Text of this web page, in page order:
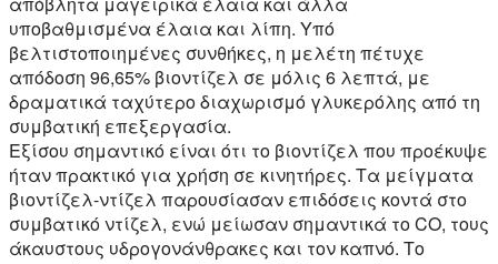
υποβαθμισμένα έλαια και λίπη. Υπό
βελτιστοποιημένες συνθήκες, η μελέτη πέτυχε
απόδοση 96,65% βιοντίζελ σε μόλις 6 λεπτά, με
δραματικά ταχύτερο διαχωρισμό γλυκερόλης από τη
συμβατική επεξεργασία.
Εξίσου σημαντικό είναι ότι το βιοντίζελ που προέκυψε
ήταν πρακτικό για χρήση σε κινητήρες. Τα μείγματα
βιοντίζελ-ντίζελ παρουσίασαν επιδόσεις κοντά στο
συμβατικό ντίζελ, ενώ μείωσαν σημαντικά το CO, τους
άκαυστους υδρογονάνθρακες και τον καπνό. Το